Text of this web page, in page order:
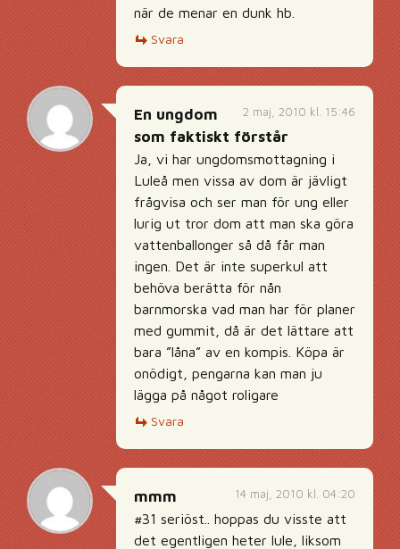
när de menar en dunk hb.
Svara
2 maj, 2010 kl. 15:46
En ungdom
som faktiskt förstår
Ja, vi har ungdomsmottagning i
Luleå men vissa av dom är jävligt
frågvisa och ser man för ung eller
lurig ut tror dom att man ska göra
vattenballonger så då får man
ingen. Det är inte superkul att
behöva berätta för nån
barnmorska vad man har för planer
med gummit, då är det lättare att
bara ”låna” av en kompis. Köpa är
onödigt, pengarna kan man ju
lägga på något roligare
Svara
14 maj, 2010 kl. 04:20
mmm
#31 seriöst.. hoppas du visste att
det egentligen heter lule, liksom